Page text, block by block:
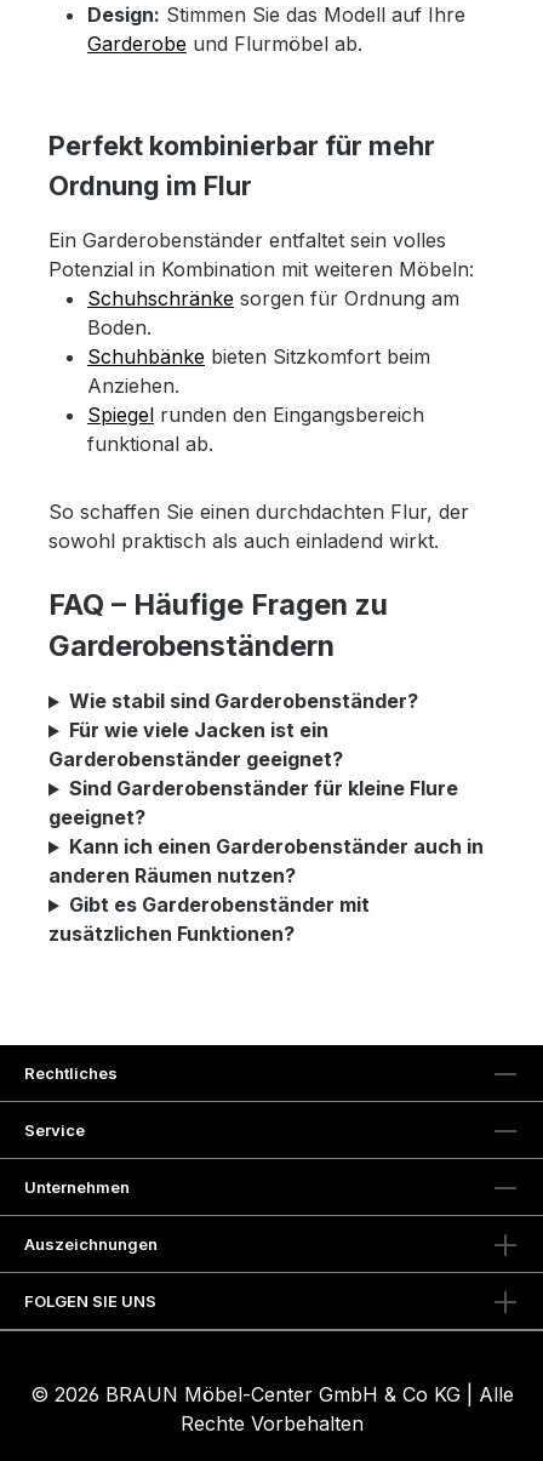
Design: Stimmen Sie das Modell auf Ihre
Garderobe und Flurmöbel ab.
Perfekt kombinierbar für mehr
Ordnung im Flur
Ein Garderobenständer entfaltet sein volles
Potenzial in Kombination mit weiteren Möbeln:
Schuhschränke sorgen für Ordnung am
Boden.
Schuhbänke bieten Sitzkomfort beim
Anziehen.
Spiegel runden den Eingangsbereich
funktional ab.
So schaffen Sie einen durchdachten Flur, der
sowohl praktisch als auch einladend wirkt.
FAQ – Häufige Fragen zu
Garderobenständern
Wie stabil sind Garderobenständer?
Für wie viele Jacken ist ein
Garderobenständer geeignet?
Sind Garderobenständer für kleine Flure
geeignet?
Kann ich einen Garderobenständer auch in
anderen Räumen nutzen?
Gibt es Garderobenständer mit
zusätzlichen Funktionen?
Rechtliches
Service
Unternehmen
Auszeichnungen
FOLGEN SIE UNS
© 2026 BRAUN Möbel-Center GmbH & Co KG | Alle
Rechte Vorbehalten